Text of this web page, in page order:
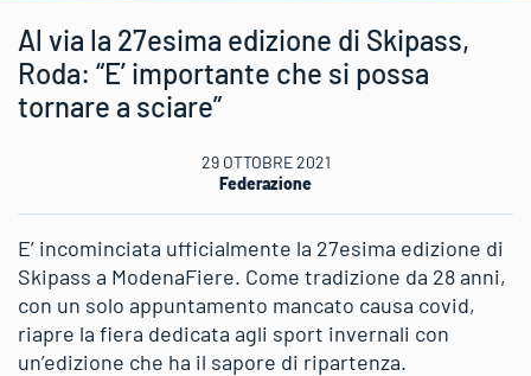
Al via la 27esima edizione di Skipass,
Roda: “E’ importante che si possa
tornare a sciare”
29 OTTOBRE 2021
Federazione
E’ incominciata ufficialmente la 27esima edizione di
Skipass a ModenaFiere. Come tradizione da 28 anni,
con un solo appuntamento mancato causa covid,
riapre la fiera dedicata agli sport invernali con
un’edizione che ha il sapore di ripartenza.